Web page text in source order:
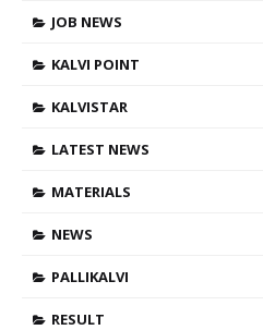
JOB NEWS
KALVI POINT
KALVISTAR
LATEST NEWS
MATERIALS
NEWS
PALLIKALVI
RESULT